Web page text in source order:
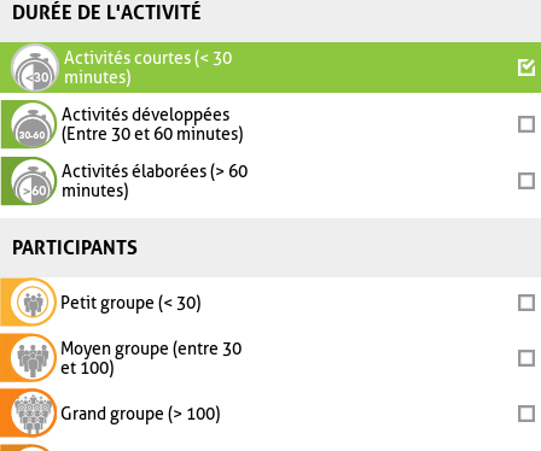
DURÉE DE L'ACTIVITÉ
Activités courtes (< 30
minutes)
Activités développées
(Entre 30 et 60 minutes)
Activités élaborées (> 60
minutes)
PARTICIPANTS
Petit groupe (< 30)
Moyen groupe (entre 30
et 100)
Grand groupe (> 100)